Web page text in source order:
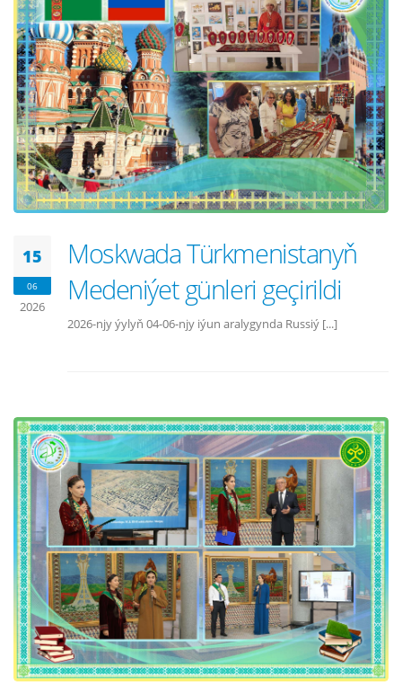
15
06
2026
Moskwada Türkmenistanyň
Medeniýet günleri geçirildi
2026-njy ýylyň 04-06-njy iýun aralygynda Russiý [...]